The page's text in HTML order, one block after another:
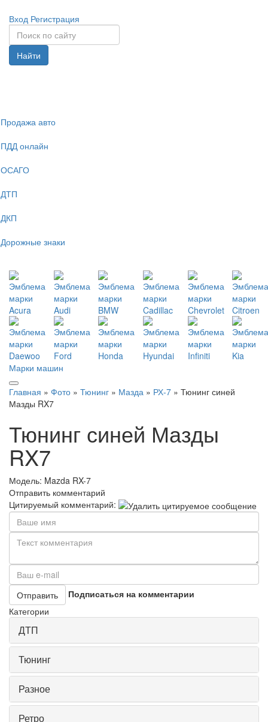
Вход Регистрация
Найти
Продажа авто
ПДД онлайн
ОСАГО
ДТП
ДКП
Дорожные знаки
Марки машин
Главная » Фото » Тюнинг » Мазда » РХ-7 » Тюнинг синей
Мазды RX7
Тюнинг синей Мазды
RX7
Модель: Mazda RX-7
Отправить комментарий
Цитируемый комментарий:
Отправить
Подписаться на комментарии
Категории
ДТП
Тюнинг
Разное
Ретро